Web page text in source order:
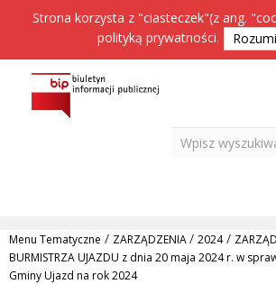
Strona korzysta z "ciasteczek"(z ang.
polityką prywatności.
Menu Tematyczne / ZARZĄDZENIA/ 2024/
BURMISTRZA UJAZDU z dnia 20 maja 2024 r. w
Gminy Ujazd na rok 2024